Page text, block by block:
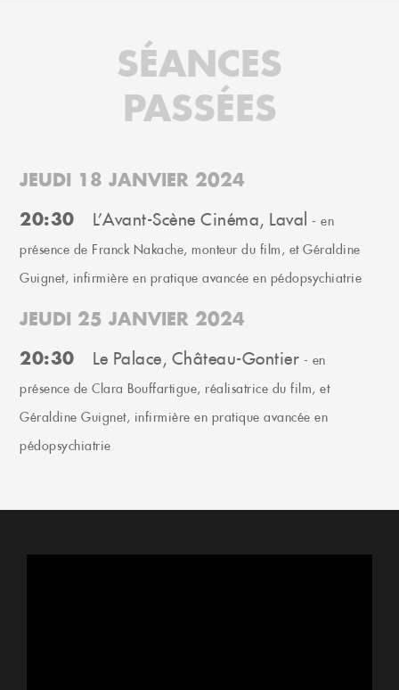
SÉANCES
PASSÉES
JEUDI 18 JANVIER 2024
20:30 L’Avant-Scène Cinéma, Laval - en
présence de Franck Nakache, monteur du film, et Géraldine
Guignet, infirmière en pratique avancée en pédopsychiatrie
JEUDI 25 JANVIER 2024
20:30 Le Palace, Château-Gontier - en
présence de Clara Bouffartigue, réalisatrice du film, et
Géraldine Guignet, infirmière en pratique avancée en
pédopsychiatrie